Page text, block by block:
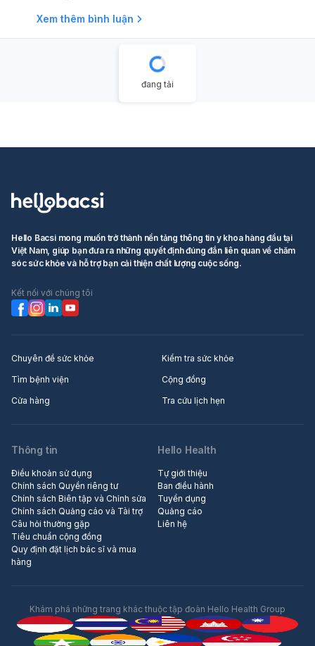
Xem thêm bình luận
đang tải
Hello Bacsi mong muốn trở thành nền tảng thông tin y khoa hàng đầu tại
Việt Nam, giúp bạn đưa ra những quyết định đúng đắn liên quan về chăm
sóc sức khỏe và hỗ trợ bạn cải thiện chất lượng cuộc sống.
Kết nối với chúng tôi
Chuyên đề sức khỏe
Kiểm tra sức khỏe
Tìm bệnh viện
Cộng đồng
Cửa hàng
Tra cứu lịch hẹn
Thông tin
Điều khoản sử dụng
Chính sách Quyền riêng tư
Chính sách Biên tập và Chỉnh sửa
Chính sách Quảng cáo và Tài trợ
Câu hỏi thường gặp
Tiêu chuẩn cộng đồng
Quy định đặt lịch bác sĩ và mua
hàng
Hello Health
Tự giới thiệu
Ban điều hành
Tuyển dụng
Quảng cáo
Liên hệ
Khám phá những trang khác thuộc tập đoàn Hello Health Group